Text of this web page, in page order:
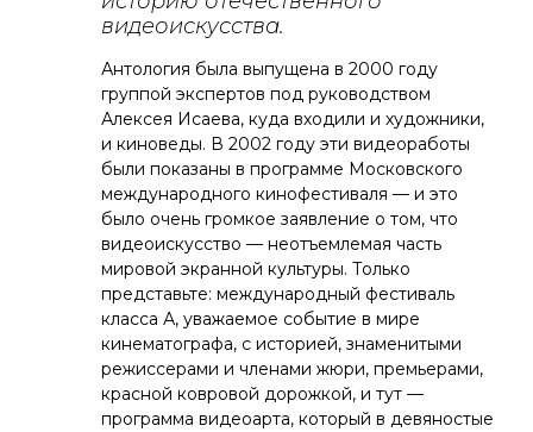
видеоискусства.
Антология была выпущена в 2000 году
группой экспертов под руководством
Алексея Исаева, куда входили и художники,
и киноведы. В 2002 году эти видеоработы
были показаны в программе Московского
международного кинофестиваля — и это
было очень громкое заявление о том, что
видеоискусство — неотъемлемая часть
мировой экранной культуры. Только
представьте: международный фестиваль
класса А, уважаемое событие в мире
кинематографа, с историей, знаменитыми
режиссерами и членами жюри, премьерами,
красной ковровой дорожкой, и тут —
программа видеоарта, который в девяностые